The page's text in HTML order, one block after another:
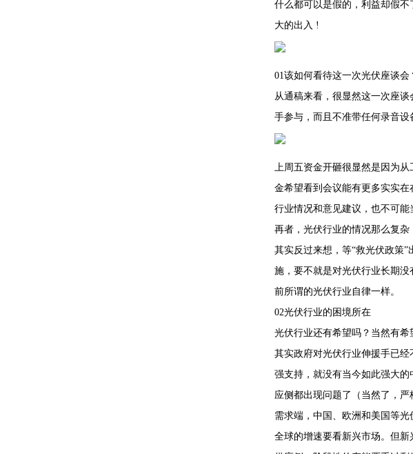
什么都可以是假的，利益却假
大的出入 !
01该如何看待这一次光伏座谈会
从通稿来看，很显然这一次座
手参与，而且不准带任何录音设
上周五资金开砸很显然是因为
金希望看到会议能有更多实实
行业情况和意见建议，也不可能
再者，光伏行业的情况那么复杂
其实反过来想，等“救光伏政策
施，要不就是对光伏行业长期
前所谓的光伏行业自律一样。
02光伏行业的困境所在
光伏行业还有希望吗？当然有希
其实政府对光伏行业伸援手已
强支持，就没有当今如此强大
应侧都出现问题了（当然了，严
需求端，中国、欧洲和美国等
全球的增速要看新兴市场。但